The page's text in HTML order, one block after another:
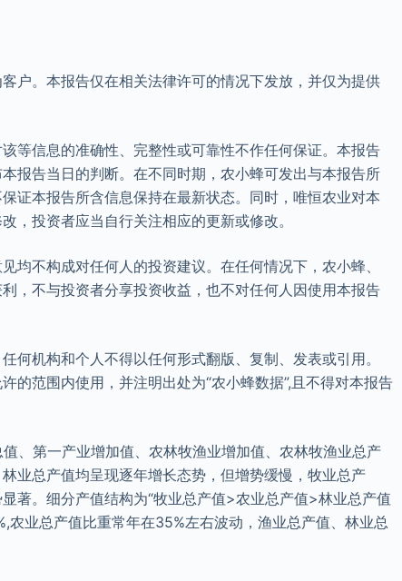
户。本报告仅在相关法律许可的情况下发放，并仅为提供
等信息的准确性、完整性或可靠性不作任何保证。本报告
报告当日的判断。在不同时期，农小蜂可发出与本报告所
证本报告所含信息保持在最新状态。同时，唯恒农业对本
，投资者应当自行关注相应的更新或修改。
均不构成对任何人的投资建议。在任何情况下，农小蜂、
，不与投资者分享投资收益，也不对任何人因使用本报告
何机构和个人不得以任何形式翻版、复制、发表或引用。
的范围内使用，并注明出处为“农小蜂数据”,且不得对本报告
、第一产业增加值、农林牧渔业增加值、农林牧渔业总产
业总产值均呈现逐年增长态势，但增势缓慢，牧业总产
著。细分产值结构为“牧业总产值>农业总产值>林业总产值
农业总产值比重常年在35%左右波动，渔业总产值、林业总